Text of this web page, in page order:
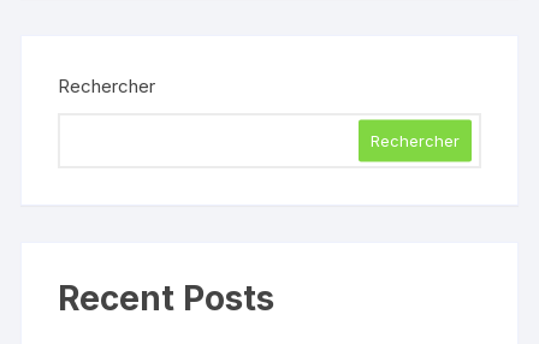
Rechercher
Rechercher
Recent Posts